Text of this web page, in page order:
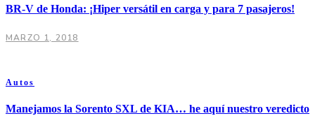
BR-V de Honda: ¡Hiper versátil en carga y para 7 pasajeros!
MARZO 1, 2018
Autos
Manejamos la Sorento SXL de KIA… he aquí nuestro veredicto